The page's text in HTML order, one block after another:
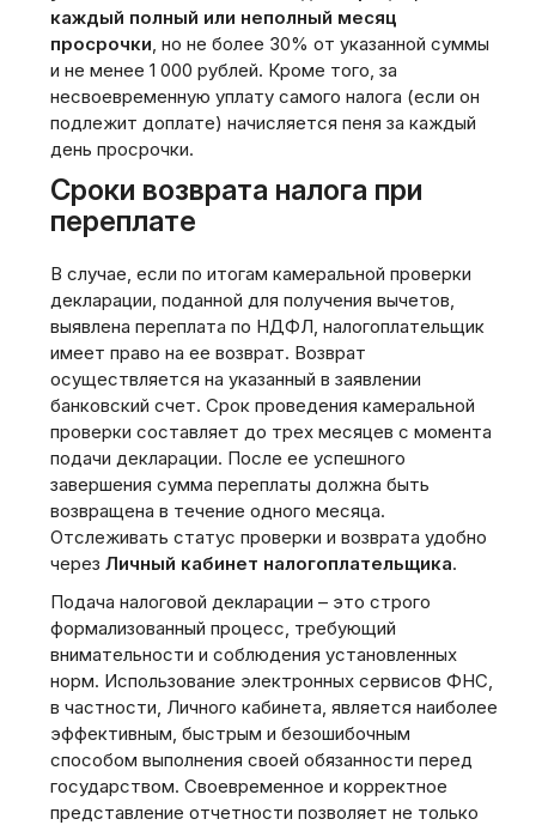
каждый полный или неполный месяц
просрочки, но не более 30% от указанной суммы
и не менее 1 000 рублей. Кроме того, за
несвоевременную уплату самого налога (если он
подлежит доплате) начисляется пеня за каждый
день просрочки.
Сроки возврата налога при
переплате
В случае, если по итогам камеральной проверки
декларации, поданной для получения вычетов,
выявлена переплата по НДФЛ, налогоплательщик
имеет право на ее возврат. Возврат
осуществляется на указанный в заявлении
банковский счет. Срок проведения камеральной
проверки составляет до трех месяцев с момента
подачи декларации. После ее успешного
завершения сумма переплаты должна быть
возвращена в течение одного месяца.
Отслеживать статус проверки и возврата удобно
через Личный кабинет налогоплательщика.
Подача налоговой декларации – это строго
формализованный процесс, требующий
внимательности и соблюдения установленных
норм. Использование электронных сервисов ФНС,
в частности, Личного кабинета, является наиболее
эффективным, быстрым и безошибочным
способом выполнения своей обязанности перед
государством. Своевременное и корректное
представление отчетности позволяет не только